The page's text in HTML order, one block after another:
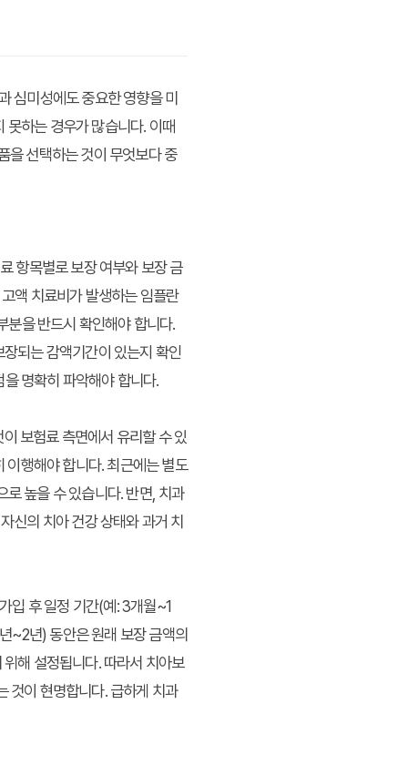
심미성에도 중요한 영향을 미
못하는 경우가 많습니다. 이때
을 선택하는 것이 무엇보다 중
항목별로 보장 여부와 보장 금
액 치료비가 발생하는 임플란
분을 반드시 확인해야 합니다.
되는 감액기간이 있는지 확인
명확히 파악해야 합니다.
보험료 측면에서 유리할 수 있
이행해야 합니다. 최근에는 별도
높을 수 있습니다. 반면, 치과
신의 치아 건강 상태와 과거 치
입 후 일정 기간(예: 3개월~1
~2년) 동안은 원래 보장 금액의
해 설정됩니다. 따라서 치아보
것이 현명합니다. 급하게 치과